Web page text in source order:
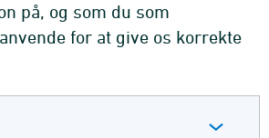
på, og som du som
for at give os korrekte